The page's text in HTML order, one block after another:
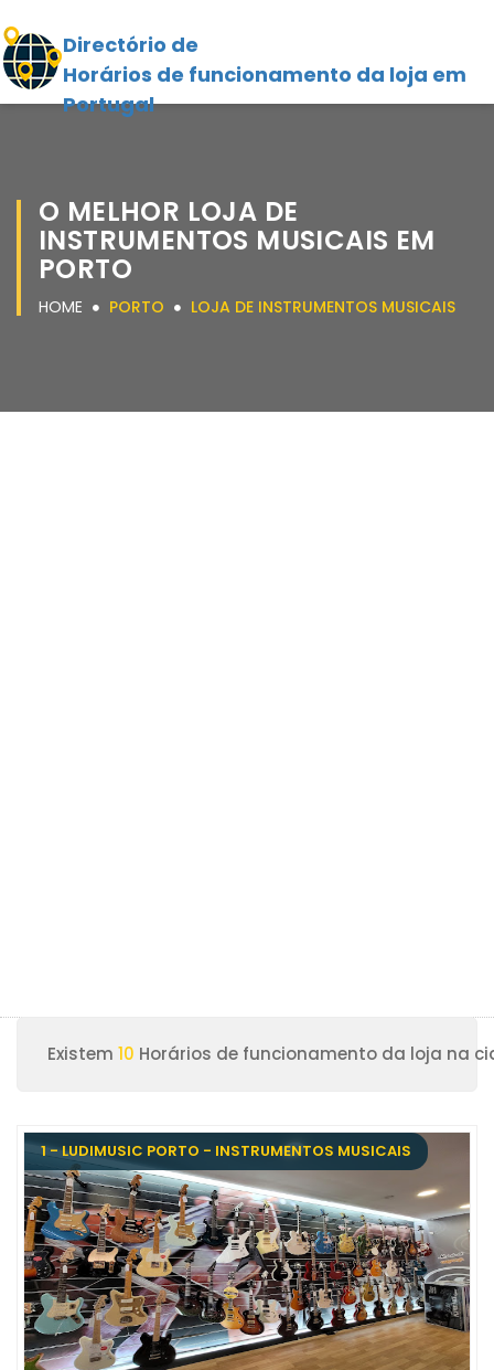
Directório de
Horários de funcionamento da loja em
Portugal
O MELHOR LOJA DE
INSTRUMENTOS MUSICAIS EM
PORTO
HOME PORTO LOJA DE INSTRUMENTOS MUSICAIS
Existem 10 Horários de funcionamento da loja na
1 - LUDIMUSIC PORTO - INSTRUMENTOS MUSICAIS